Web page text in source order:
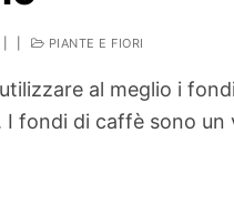
PIANTE E FIORI
al meglio i
I fondi di caffè sono